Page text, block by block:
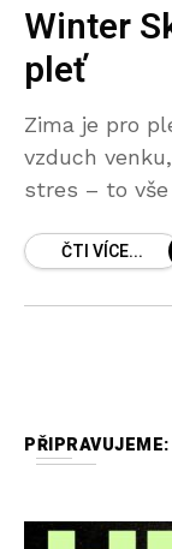
Winter
pleť
Zima je pro
vzduch
stres – to vše
zářivost.
ČTI VÍCE...